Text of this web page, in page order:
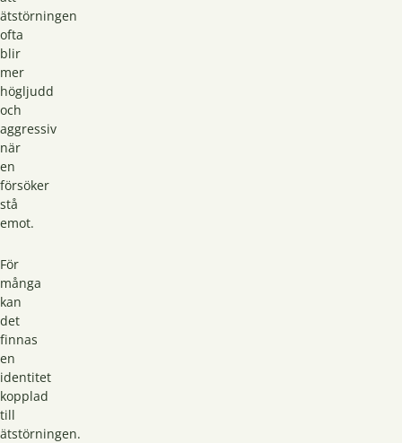
ätstörningen
ofta
blir
mer
högljudd
och
aggressiv
när
en
försöker
stå
emot.
För
många
kan
det
finnas
en
identitet
kopplad
till
ätstörningen.